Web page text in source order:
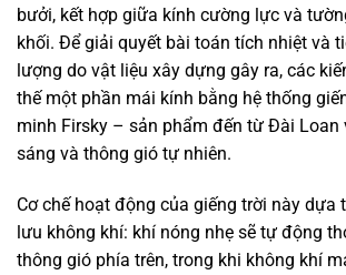
bưởi, kết hợp giữa kính cường lực và
khối. Để giải quyết bài toán tích nhiệt và
lượng do vật liệu xây dựng gây ra, các
thế một phần mái kính bằng hệ thống
minh Firsky – sản phẩm đến từ Đài Loan
sáng và thông gió tự nhiên.
Cơ chế hoạt động của giếng trời này dựa
lưu không khí: khí nóng nhẹ sẽ tự động
thông gió phía trên, trong khi không khí